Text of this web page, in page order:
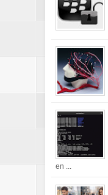
en ...